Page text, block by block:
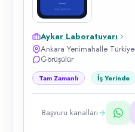
Aykar Laboratuvarı
Ankara Yenimahalle Türkiye
Görüşülür
Tam Zamanlı İş Yerinde
Başvuru kanalları